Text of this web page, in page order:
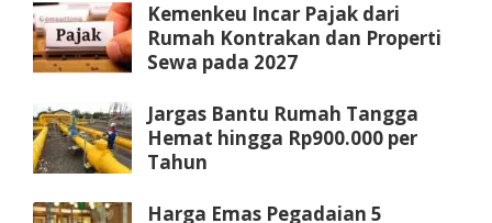
Kemenkeu Incar Pajak dari
Rumah Kontrakan dan Properti
Sewa pada 2027
Jargas Bantu Rumah Tangga
Hemat hingga Rp900.000 per
Tahun
Harga Emas Pegadaian 5